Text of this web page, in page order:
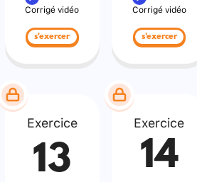
Corrigé vidéo
s'exercer
Corrigé vidéo
s'exercer
Exercice
13
Exercice
14